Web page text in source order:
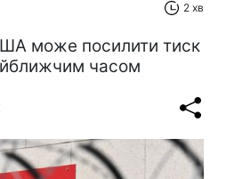
2 хв
може посилити тиск
часом